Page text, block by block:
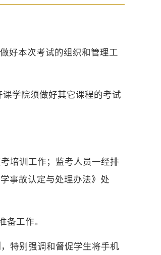
好本次考试的组织和管理工
学院须做好其它课程的考试
培训工作；监考人员一经排
事故认定与处理办法》处
备工作。
，特别强调和督促学生将手机